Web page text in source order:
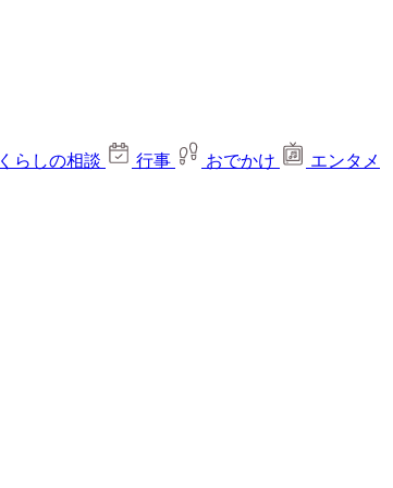
くらしの相談 行事 おでかけ
エンタメ